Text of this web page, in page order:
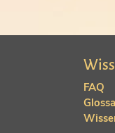
FAQ